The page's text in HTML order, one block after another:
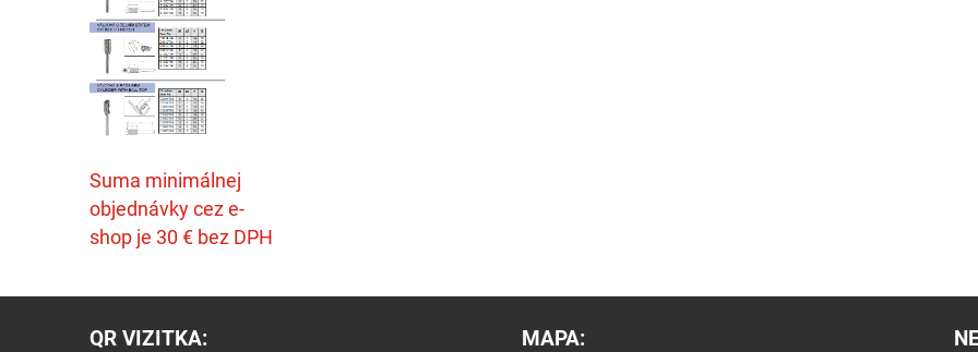
Suma minimálnej
objednávky cez e-
shop je 30 € bez DPH
QR VIZITKA: MAPA: